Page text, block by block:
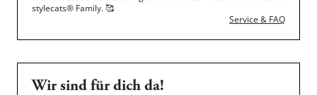
stylecats® Family.🥰
Service & FAQ
Wir sind für dich da!